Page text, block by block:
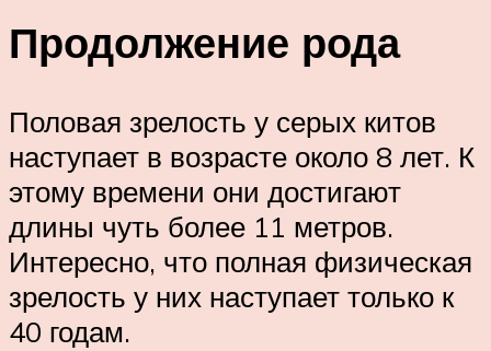
Продолжение рода
Половая зрелость у серых китов
наступает в возрасте около 8 лет. К
этому времени они достигают
длины чуть более 11 метров.
Интересно, что полная физическая
зрелость у них наступает только к
40 годам.